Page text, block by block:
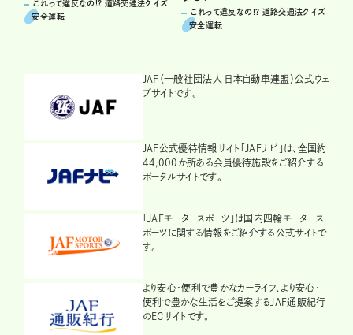
これって違反なの!? 道路交通法クイズ
安全運転
これって違反なの!? 道路交通法クイズ
安全運転
JAF（一般社団法人 日本自動車連盟）公式ウェ
ブサイトです。
JAF公式優待情報サイト「JAFナビ」は、全国約
44,000か所ある会員優待施設をご紹介する
ポータルサイトです。
「JAFモータースポーツ」は国内四輪モータース
ポーツに関する情報をご紹介する公式サイトで
す。
より安心・便利で豊かなカーライフ、より安心・
便利で豊かな生活をご提案するJAF通販紀行
のECサイトです。